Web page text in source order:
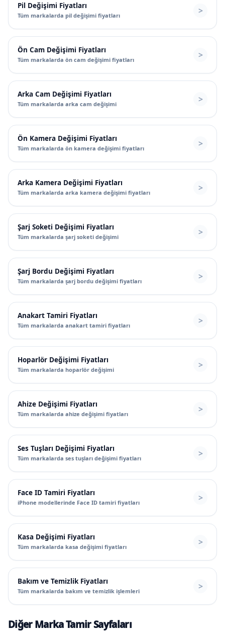
Pil Değişimi Fiyatları
Tüm markalarda pil değişimi fiyatları
Ön Cam Değişimi Fiyatları
Tüm markalarda ön cam değişimi fiyatları
Arka Cam Değişimi Fiyatları
Tüm markalarda arka cam değişimi
Ön Kamera Değişimi Fiyatları
Tüm markalarda ön kamera değişimi fiyatları
Arka Kamera Değişimi Fiyatları
Tüm markalarda arka kamera değişimi fiyatları
Şarj Soketi Değişimi Fiyatları
Tüm markalarda şarj soketi değişimi
Şarj Bordu Değişimi Fiyatları
Tüm markalarda şarj bordu değişimi fiyatları
Anakart Tamiri Fiyatları
Tüm markalarda anakart tamiri fiyatları
Hoparlör Değişimi Fiyatları
Tüm markalarda hoparlör değişimi
Ahize Değişimi Fiyatları
Tüm markalarda ahize değişimi fiyatları
Ses Tuşları Değişimi Fiyatları
Tüm markalarda ses tuşları değişimi fiyatları
Face ID Tamiri Fiyatları
iPhone modellerinde Face ID tamiri fiyatları
Kasa Değişimi Fiyatları
Tüm markalarda kasa değişimi fiyatları
Bakım ve Temizlik Fiyatları
Tüm markalarda bakım ve temizlik işlemleri
Diğer Marka Tamir Sayfaları